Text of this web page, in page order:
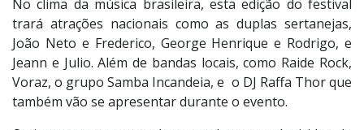
No clima da música brasileira, esta edição do festival
trará atrações nacionais como as duplas sertanejas,
João Neto e Frederico, George Henrique e Rodrigo, e
Jeann e Julio. Além de bandas locais, como Raide Rock,
Voraz, o grupo Samba Incandeia, e o DJ Raffa Thor que
também vão se apresentar durante o evento.